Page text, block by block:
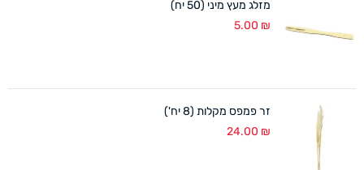
מזלג מעץ מיני (50 יח)
5.00 ₪
זר פמפס מקלות (8 יח')
24.00 ₪